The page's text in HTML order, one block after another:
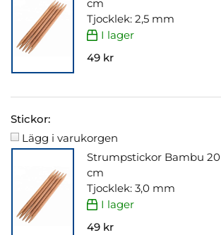
cm
Tjocklek: 2,5 mm
I lager
49 kr
Stickor:
Lägg i varukorgen
Strumpstickor Bambu 20
cm
Tjocklek: 3,0 mm
I lager
49 kr